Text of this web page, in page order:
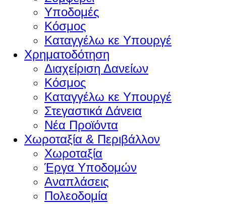
Υποδομές
Κόσμος
Καταγγέλω κε Υπουργέ
Χρηματοδότηση
Διαχείριση Δανείων
Κόσμος
Καταγγέλω κε Υπουργέ
Στεγαστικά Δάνεια
Νέα Προϊόντα
Χωροταξία & Περιβάλλον
Χωροταξία
Έργα Υποδομών
Αναπλάσεις
Πολεοδομία